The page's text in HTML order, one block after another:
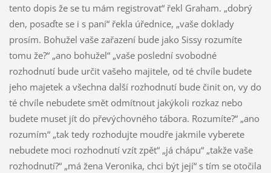
tento dopis že se tu mám registrovat“ řekl Graham. „dobrý
den, posaďte se i s paní“ řekla úřednice, „vaše doklady
prosím. Bohužel vaše zařazení bude jako Sissy rozumíte
tomu že?“ „ano bohužel“ „vaše poslední svobodné
rozhodnutí bude určit vašeho majitele, od té chvíle budete
jeho majetek a všechna další rozhodnutí bude činit on, vy do
té chvíle nebudete smět odmítnout jakýkoli rozkaz nebo
budete muset jít do převýchovného tábora. Rozumíte?“ „ano
rozumím“ „tak tedy rozhodujte moudře jakmile vyberete
nebudete moci rozhodnutí vzít zpět“ „já chápu“ „takže vaše
rozhodnutí?“ „má žena Veronika, chci být její“ s tím se otočila